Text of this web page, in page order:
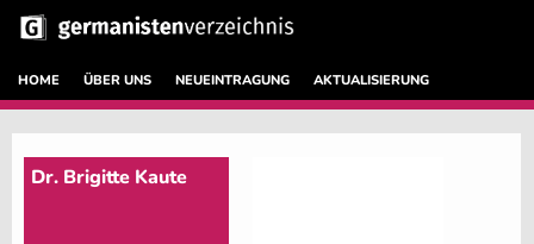
HOME ÜBER UNS NEUEINTRAGUNG AKTUALISIERUNG
Dr. Brigitte Kaute